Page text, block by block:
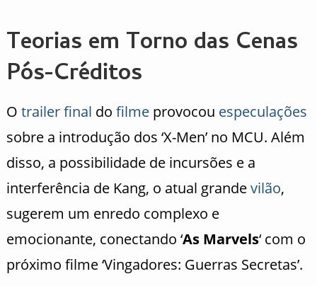
Teorias em Torno das Cenas
Pós-Créditos
O trailerfinal do filmeprovocou especulações
sobre a introdução dos ‘X-Men’ no MCU. Além
disso, a possibilidade de incursões e a
interferência de Kang, o atual grandevilão,
sugerem um enredo complexo e
emocionante, conectando ‘As Marvels‘ com o
próximo filme ‘Vingadores: Guerras Secretas’.